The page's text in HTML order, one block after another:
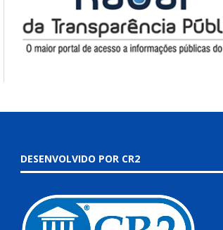
DESENVOLVIDO POR CR2